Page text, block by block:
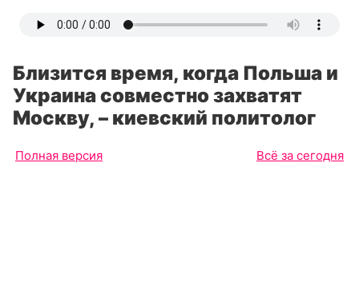
Близится время, когда Польша и
Украина совместно захватят
Москву, – киевский политолог
Полная версия Всё за сегодня